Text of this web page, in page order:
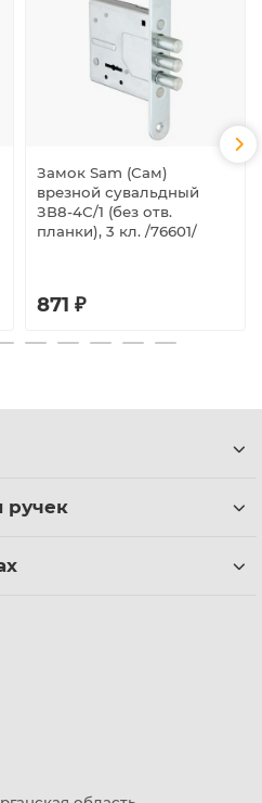
Замок Sam (Сам)
врезной сувальдный
ЗВ8-4С/1 (без отв.
планки), 3 кл. /76601/
871 ₽
ручек